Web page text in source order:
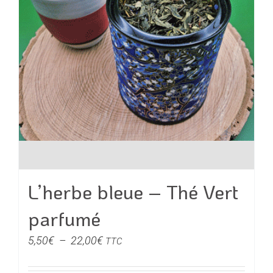
la
page
du
produit
L’herbe bleue – Thé Vert
parfumé
5,50€ – 22,00€Plage
TTC